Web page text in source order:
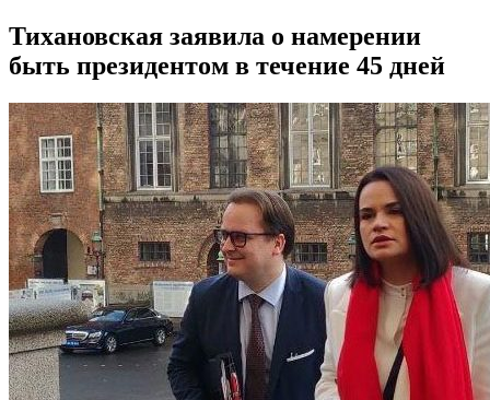
Тихановская заявила о намерении
быть президентом в течение 45 дней